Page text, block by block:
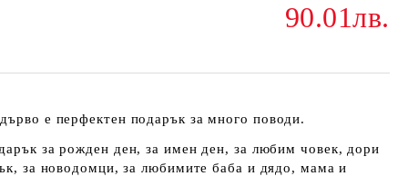
90.01лв.
е перфектен подарък за много поводи.
за рожден ден, за имен ден, за любим човек, дори
за новодомци, за любимите баба и дядо, мама и